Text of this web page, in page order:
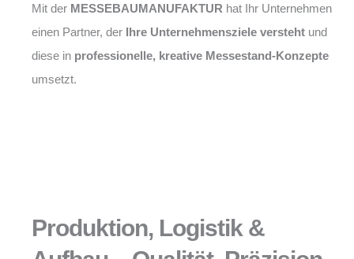
Mit der MESSEBAUMANUFAKTUR hat Ihr Unternehmen
einen Partner, der Ihre Unternehmensziele versteht und
diese in professionelle, kreative Messestand-Konzepte
umsetzt.
Produktion, Logistik &